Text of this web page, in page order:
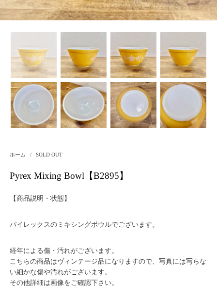
ホーム / SOLD OUT
Pyrex Mixing Bowl【B2895】
【商品説明・状態】
パイレックスのミキシングボウルでございます。
経年による傷・汚れがございます。
こちらの商品はヴィンテージ品になりますので、写真には写らな
い細かな傷や汚れがございます。
その他詳細は画像をご確認下さい。